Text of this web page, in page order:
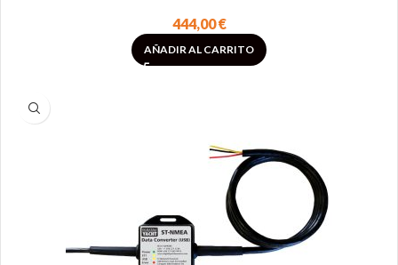
444,00€
AÑADIR AL CARRITO